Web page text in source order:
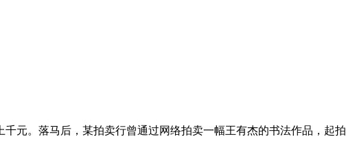
元。落马后，某拍卖行曾通过网络拍卖一幅王有杰的书法作品，起拍